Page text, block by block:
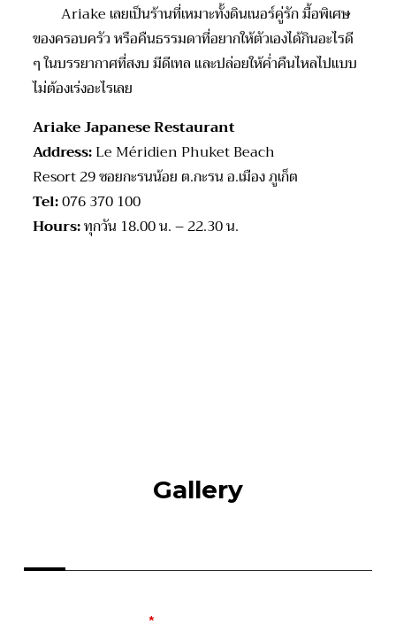
Ariake เลยเป็นร้านที่เหมาะทั้งดินเนอร์คู่รัก มื้อพิเศษ
ของครอบครัว หรือคืนธรรมดาที่อยากให้ตัวเองได้กินอะไรดี
ๆ ในบรรยากาศที่สงบ มีดีเทล และปล่อยให้ค่ำคืนไหลไปแบบ
ไม่ต้องเร่งอะไรเลย
Ariake Japanese Restaurant
Address:Le Méridien Phuket Beach
Resort29ซอยกะรนน้อย ต.กะรน อ.เมือง ภูเก็ต
Tel:076 370 100
Hours:ทุกวัน 18.00น.– 22.30น.
Gallery
*